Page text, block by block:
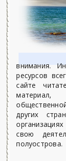
внимания.
ресурсов
сайте
материал,
других
свою
полуострова.